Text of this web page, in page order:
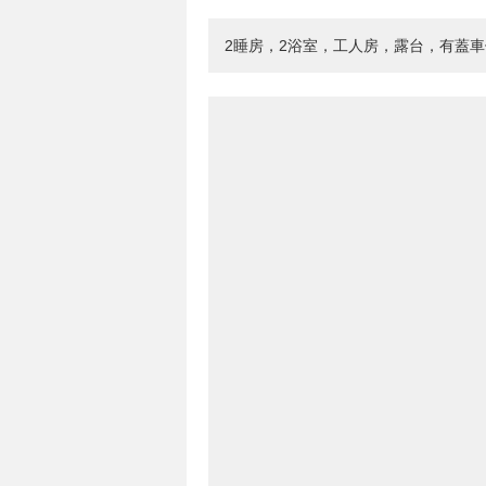
2睡房，2浴室，工人房，露台，有蓋